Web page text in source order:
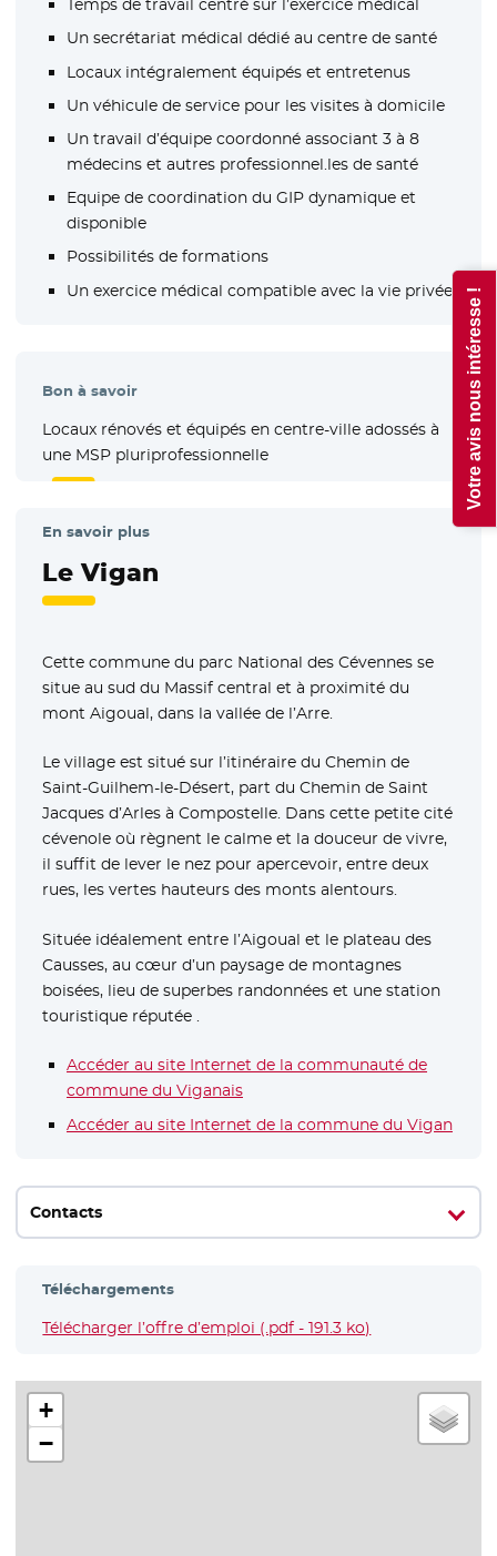
Temps de travail centré sur l’exercice médical
Un secrétariat médical dédié au centre de santé
Locaux intégralement équipés et entretenus
Un véhicule de service pour les visites à domicile
Un travail d’équipe coordonné associant 3 à 8
médecins et autres professionnel.les de santé
Equipe de coordination du GIP dynamique et
disponible
Possibilités de formations
Un exercice médical compatible avec la vie privée
Bon à savoir
Locaux rénovés et équipés en centre-ville adossés à
une MSP pluriprofessionnelle
En savoir plus
Le Vigan
Cette commune du parc National des Cévennes se
situe au sud du Massif central et à proximité du
mont Aigoual, dans la vallée de l’Arre.
Le village est situé sur l’itinéraire du Chemin de
Saint-Guilhem-le-Désert, part du Chemin de Saint
Jacques d’Arles à Compostelle. Dans cette petite cité
cévenole où règnent le calme et la douceur de vivre,
il suffit de lever le nez pour apercevoir, entre deux
rues, les vertes hauteurs des monts alentours.
Située idéalement entre l’Aigoual et le plateau des
Causses, au cœur d’un paysage de montagnes
boisées, lieu de superbes randonnées et une station
touristique réputée .
Accéder au site Internet de la communauté de
commune du Viganais- Nouvelle fenêtre
Accéder au site Internet de la commune du Vigan-
Contacts
Téléchargements
Télécharger l’offre d’emploi (.pdf - 191.3 ko)
+
−
Votre avis nous intéresse !